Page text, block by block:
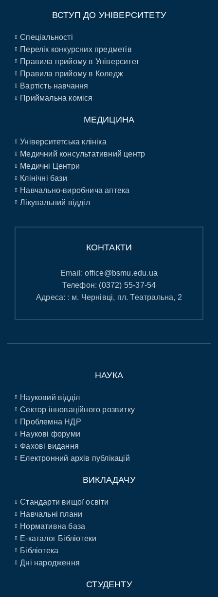
ВСТУП ДО УНІВЕРСИТЕТУ
Спеціальності
Перелік конкурсних предметів
Правила прийому в Університет
Правила прийому в Коледж
Вартість навчання
Приймальна коміся
МЕДИЦИНА
Університетська клініка
Медичний консультативний центр
Медичні Центри
Клінічні бази
Навчально-виробнича аптека
Лікувальний відділ
КОНТАКТИ
Email:office@bsmu.edu.ua
Телефон: (0372) 55-37-54
Адреса: : м. Чернівці, пл. Театральна, 2
НАУКА
Науковий відділ
Сектор інноваційного розвитку
Проблемна НДР
Наукові форуми
Фахові видання
Електронний архів публікацій
ВИКЛАДАЧУ
Стандарти вищої освіти
Навчальні плани
Нормативна база
E-каталог Бібліотеки
Бібліотека
Дні народження
СТУДЕНТУ